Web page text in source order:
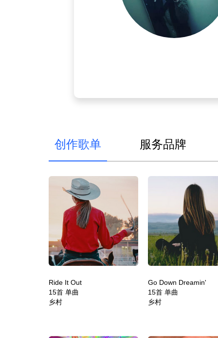
创作歌单 服务品牌
Ride It Out
15首 单曲
乡村
Go Down Dreamin'
15首 单曲
乡村